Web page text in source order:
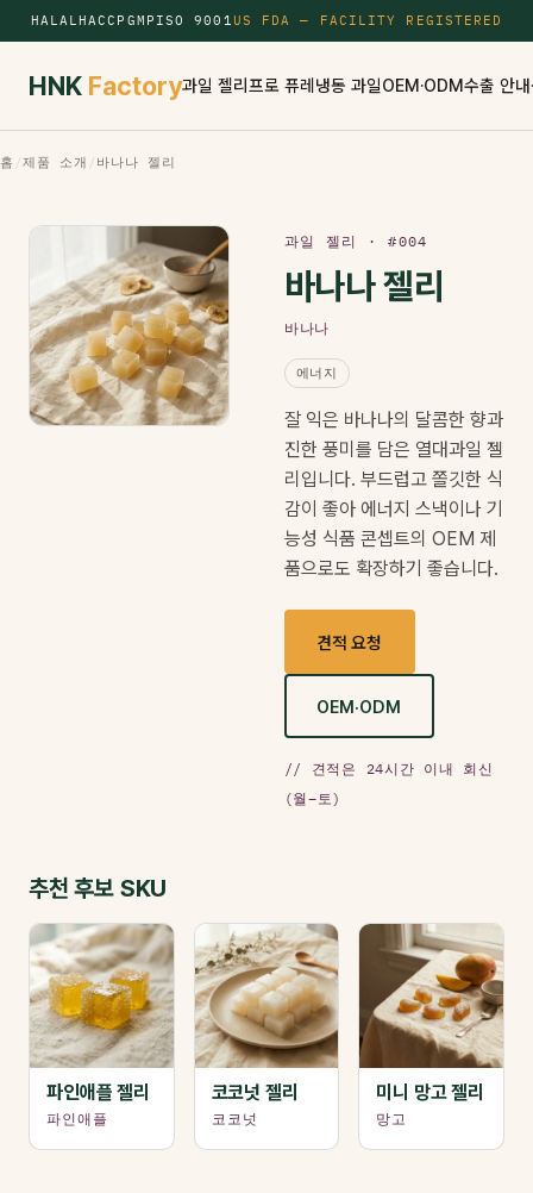
HALALHACCP GMP ISO 9001US FDA — FACILITY REGISTERED
HNK Factory과일 젤리프로 퓨레냉동 과일OEM·ODM수출 안내
홈 /제품 소개 / 바나나 젤리
과일 젤리 · #004
바나나 젤리
바나나
에너지
잘 익은 바나나의 달콤한 향과
진한 풍미를 담은 열대과일 젤
리입니다. 부드럽고 쫄깃한 식
감이 좋아 에너지 스낵이나 기
능성 식품 콘셉트의 OEM 제
품으로도 확장하기 좋습니다.
견적 요청
OEM·ODM
// 견적은 24시간 이내 회신
(월–토)
추천 후보 SKU
파인애플 젤리
파인애플
코코넛 젤리
코코넛
미니 망고 젤리
망고